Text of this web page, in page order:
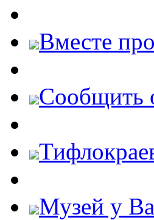
Вместе
Cообщить
Музей у